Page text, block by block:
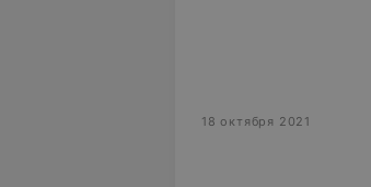
18 октября 2021